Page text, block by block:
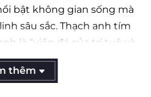
bật không gian sống mà
sâu sắc. Thạch anh tím
là “viên đá của trí tuệ và
sự minh mẫn, sáng suốt
thêm